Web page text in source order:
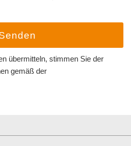
übermitteln, stimmen Sie der
gemäß der